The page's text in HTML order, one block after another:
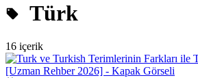
Türk
16 içerik